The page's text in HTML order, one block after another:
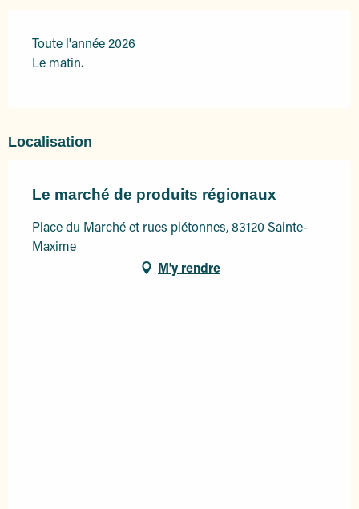
Toute l'année 2026
Le matin.
Localisation
Le marché de produits régionaux
Place du Marché et rues piétonnes, 83120 Sainte-
Maxime
M'y rendre